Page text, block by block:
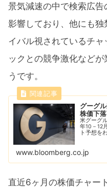
景気減速の中で検索広
影響しており、他にも
イバル視されているチ
ックとの競争激化など
うです。
グーグ
株価下落
米グーグ
年10－12
ト予想を
www.bloomberg.co.jp
直近6ヶ月の株価チャー